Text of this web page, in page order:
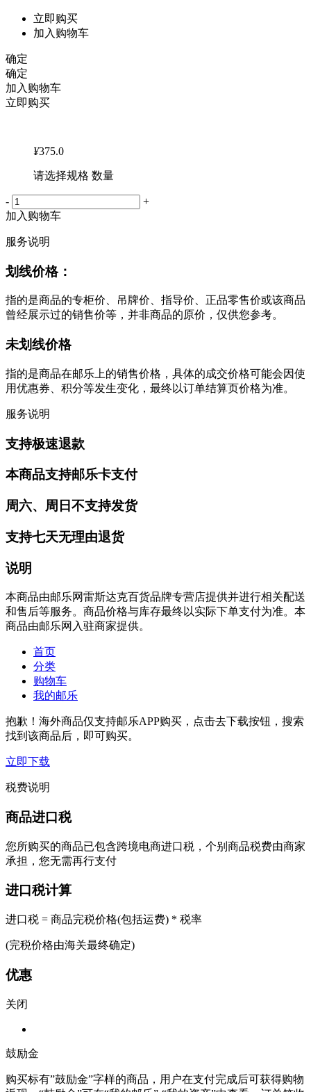
立即购买
加入购物车
确定
确定
加入购物车
立即购买
¥375.0
请选择规格 数量
-
+
加入购物车
服务说明
划线价格：
指的是商品的专柜价、吊牌价、指导价、正品零售价或该商品
曾经展示过的销售价等，并非商品的原价，仅供您参考。
未划线价格
指的是商品在邮乐上的销售价格，具体的成交价格可能会因使
用优惠券、积分等发生变化，最终以订单结算页价格为准。
服务说明
支持极速退款
本商品支持邮乐卡支付
周六、周日不支持发货
支持七天无理由退货
说明
本商品由邮乐网雷斯达克百货品牌专营店提供并进行相关配送
和售后等服务。商品价格与库存最终以实际下单支付为准。本
商品由邮乐网入驻商家提供。
首页
分类
购物车
我的邮乐
抱歉！海外商品仅支持邮乐APP购买，点击去下载按钮，搜索
找到该商品后，即可购买。
立即下载
税费说明
商品进口税
您所购买的商品已包含跨境电商进口税，个别商品税费由商家
承担，您无需再行支付
进口税计算
进口税 = 商品完税价格(包括运费) * 税率
(完税价格由海关最终确定)
优惠
关闭
鼓励金
购买标有”鼓励金”字样的商品，用户在支付完成后可获得购物